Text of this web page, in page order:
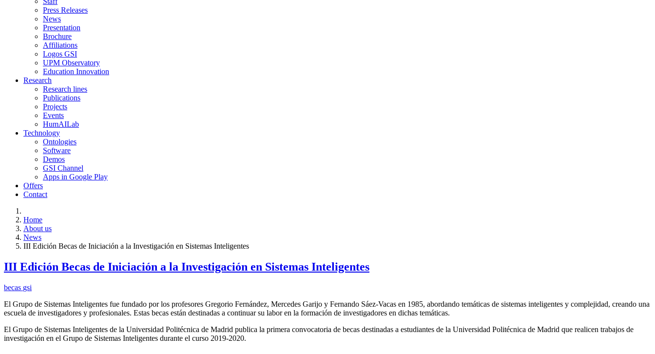
Press Releases
News
Presentation
Brochure
Affiliations
Logos GSI
UPM Observatory
Education Innovation
Research
Research lines
Publications
Projects
Events
HumAILab
Technology
Ontologies
Software
Demos
GSI Channel
Apps in Google Play
Offers
Contact
Home
About us
News
III Edición Becas de Iniciación a la Investigación en Sistemas Inteligentes
III Edición Becas de Iniciación a la Investigación en Sistemas Inteligentes
becas gsi
El Grupo de Sistemas Inteligentes fue fundado por los profesores Gregorio Fernández, Mercedes Garijo y Fernando Sáez-Vacas en 1985, abordando temáticas de sistemas inteligentes y complejidad, creando una
escuela de investigadores y profesionales. Estas becas están destinadas a continuar su labor en la formación de investigadores en dichas temáticas.
El Grupo de Sistemas Inteligentes de la Universidad Politécnica de Madrid publica la primera convocatoria de becas destinadas a estudiantes de la Universidad Politécnica de Madrid que realicen trabajos de
investigación en el Grupo de Sistemas Inteligentes durante el curso 2019-2020.